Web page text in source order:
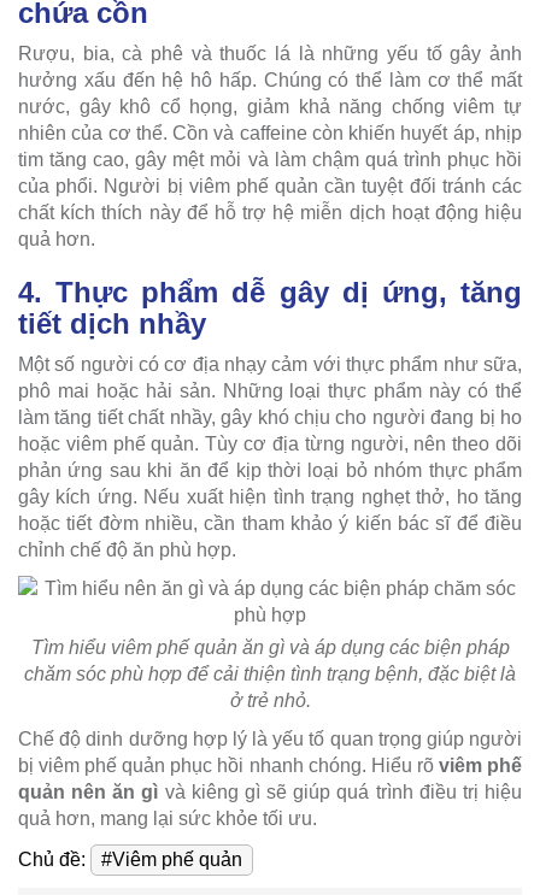
chứa cồn
Rượu, bia, cà phê và thuốc lá là những yếu tố gây ảnh
hưởng xấu đến hệ hô hấp. Chúng có thể làm cơ thể mất
nước, gây khô cổ họng, giảm khả năng chống viêm tự
nhiên của cơ thể. Cồn và caffeine còn khiến huyết áp, nhịp
tim tăng cao, gây mệt mỏi và làm chậm quá trình phục hồi
của phổi. Người bị viêm phế quản cần tuyệt đối tránh các
chất kích thích này để hỗ trợ hệ miễn dịch hoạt động hiệu
quả hơn.
4. Thực phẩm dễ gây dị ứng, tăng
tiết dịch nhầy
Một số người có cơ địa nhạy cảm với thực phẩm như sữa,
phô mai hoặc hải sản. Những loại thực phẩm này có thể
làm tăng tiết chất nhầy, gây khó chịu cho người đang bị ho
hoặc viêm phế quản. Tùy cơ địa từng người, nên theo dõi
phản ứng sau khi ăn để kịp thời loại bỏ nhóm thực phẩm
gây kích ứng. Nếu xuất hiện tình trạng nghẹt thở, ho tăng
hoặc tiết đờm nhiều, cần tham khảo ý kiến bác sĩ để điều
chỉnh chế độ ăn phù hợp.
Tìm hiểu viêm phế quản ăn gì và áp dụng các biện pháp
chăm sóc phù hợp để cải thiện tình trạng bệnh, đặc biệt là
ở trẻ nhỏ.
Chế độ dinh dưỡng hợp lý là yếu tố quan trọng giúp người
bị viêm phế quản phục hồi nhanh chóng. Hiểu rõ viêm phế
quản nên ăn gì và kiêng gì sẽ giúp quá trình điều trị hiệu
quả hơn, mang lại sức khỏe tối ưu.
Chủ đề:
#Viêm phế quản